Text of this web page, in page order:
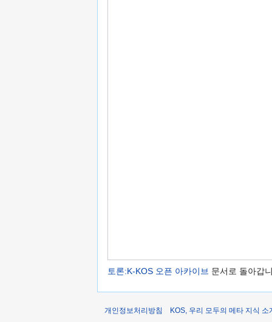
토론:K-KOS 오픈 아카이브 문서로 돌아갑
개인정보처리방침 KOS, 우리 모두의 메타 지식 소